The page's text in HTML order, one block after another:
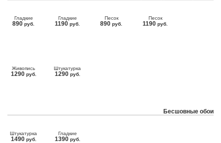
Гладкие
890 руб.
Гладкие
1190 руб.
Песок
890 руб.
Песок
1190 руб.
Живопись
1290 руб.
Штукатурка
1290 руб.
Бесшовные обои
Штукатурка
1490 руб.
Гладкие
1390 руб.